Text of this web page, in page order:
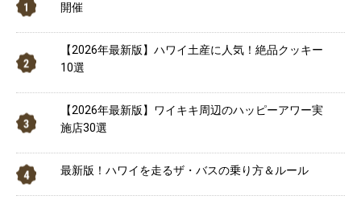
開催
【2026年最新版】ハワイ土産に人気！絶品クッキー
10選
【2026年最新版】ワイキキ周辺のハッピーアワー実
施店30選
最新版！ハワイを走るザ・バスの乗り方＆ルール